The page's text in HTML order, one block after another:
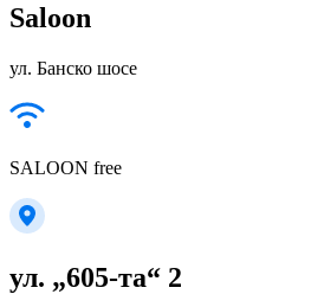
Saloon
ул. Банско шосе
SALOON free
ул. „605-та“ 2